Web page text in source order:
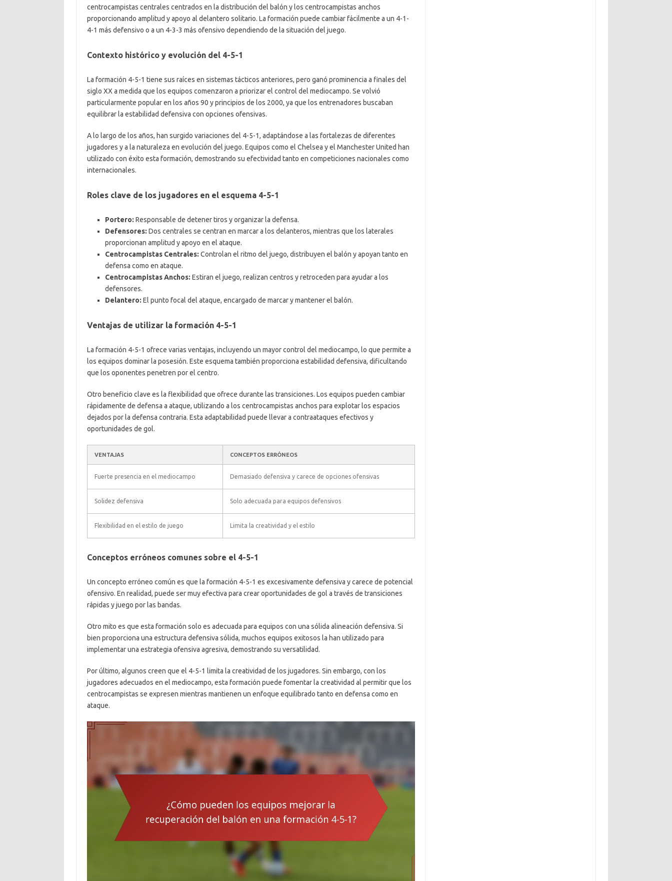
centrocampistas centrales centrados en la distribución del balón y los centrocampistas anchos
proporcionando amplitud y apoyo al delantero solitario. La formación puede cambiar fácilmente a un 4-1-
4-1 más defensivo o a un 4-3-3 más ofensivo dependiendo de la situación del juego.
Contexto histórico y evolución del 4-5-1
La formación 4-5-1 tiene sus raíces en sistemas tácticos anteriores, pero ganó prominencia a finales del
siglo XX a medida que los equipos comenzaron a priorizar el control del mediocampo. Se volvió
particularmente popular en los años 90 y principios de los 2000, ya que los entrenadores buscaban
equilibrar la estabilidad defensiva con opciones ofensivas.
A lo largo de los años, han surgido variaciones del 4-5-1, adaptándose a las fortalezas de diferentes
jugadores y a la naturaleza en evolución del juego. Equipos como el Chelsea y el Manchester United han
utilizado con éxito esta formación, demostrando su efectividad tanto en competiciones nacionales como
internacionales.
Roles clave de los jugadores en el esquema 4-5-1
Portero: Responsable de detener tiros y organizar la defensa.
Defensores: Dos centrales se centran en marcar a los delanteros, mientras que los laterales
proporcionan amplitud y apoyo en el ataque.
Centrocampistas Centrales: Controlan el ritmo del juego, distribuyen el balón y apoyan tanto en
defensa como en ataque.
Centrocampistas Anchos: Estiran el juego, realizan centros y retroceden para ayudar a los
defensores.
Delantero: El punto focal del ataque, encargado de marcar y mantener el balón.
Ventajas de utilizar la formación 4-5-1
La formación 4-5-1 ofrece varias ventajas, incluyendo un mayor control del mediocampo, lo que permite a
los equipos dominar la posesión. Este esquema también proporciona estabilidad defensiva, dificultando
que los oponentes penetren por el centro.
Otro beneficio clave es la flexibilidad que ofrece durante las transiciones. Los equipos pueden cambiar
rápidamente de defensa a ataque, utilizando a los centrocampistas anchos para explotar los espacios
dejados por la defensa contraria. Esta adaptabilidad puede llevar a contraataques efectivos y
oportunidades de gol.
VENTAJAS CONCEPTOS ERRÓNEOS
Fuerte presencia en el mediocampo Demasiado defensiva y carece de opciones ofensivas
Solidez defensiva Solo adecuada para equipos defensivos
Flexibilidad en el estilo de juego Limita la creatividad y el estilo
Conceptos erróneos comunes sobre el 4-5-1
Un concepto erróneo común es que la formación 4-5-1 es excesivamente defensiva y carece de potencial
ofensivo. En realidad, puede ser muy efectiva para crear oportunidades de gol a través de transiciones
rápidas y juego por las bandas.
Otro mito es que esta formación solo es adecuada para equipos con una sólida alineación defensiva. Si
bien proporciona una estructura defensiva sólida, muchos equipos exitosos la han utilizado para
implementar una estrategia ofensiva agresiva, demostrando su versatilidad.
Por último, algunos creen que el 4-5-1 limita la creatividad de los jugadores. Sin embargo, con los
jugadores adecuados en el mediocampo, esta formación puede fomentar la creatividad al permitir que los
centrocampistas se expresen mientras mantienen un enfoque equilibrado tanto en defensa como en
ataque.